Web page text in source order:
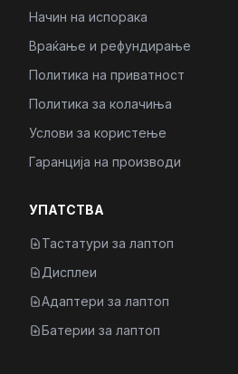
Начин на испорака
Враќање и рефундирање
Политика на приватност
Политика за колачиња
Услови за користење
Гаранција на производи
УПАТСТВА
Тастатури за лаптоп
Дисплеи
Адаптери за лаптоп
Батерии за лаптоп